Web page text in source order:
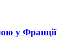
у Франції